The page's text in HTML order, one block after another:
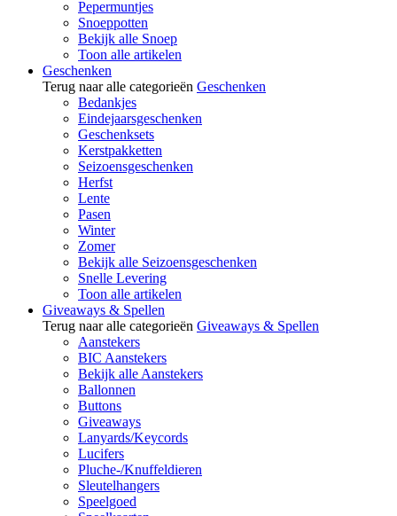
Pepermuntjes
Snoeppotten
Bekijk alle Snoep
Toon alle artikelen
Geschenken
Terug naar alle categorieën Geschenken
Bedankjes
Eindejaarsgeschenken
Geschenksets
Kerstpakketten
Seizoensgeschenken
Herfst
Lente
Pasen
Winter
Zomer
Bekijk alle Seizoensgeschenken
Snelle Levering
Toon alle artikelen
Giveaways & Spellen
Terug naar alle categorieën Giveaways & Spellen
Aanstekers
BIC Aanstekers
Bekijk alle Aanstekers
Ballonnen
Buttons
Giveaways
Lanyards/Keycords
Lucifers
Pluche-/Knuffeldieren
Sleutelhangers
Speelgoed